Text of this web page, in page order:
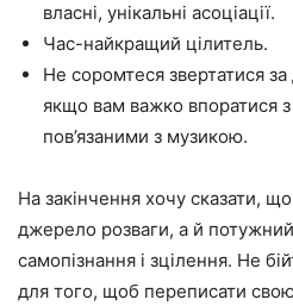
власні, унікальні асоціації.
Час-найкращий цілитель.
Не соромтеся звертатися
якщо вам важко впоратися
пов’язаними з музикою.
На закінчення хочу сказати,
джерело розваги, а й
самопізнання і зцілення. Не
для того, щоб переписати свою